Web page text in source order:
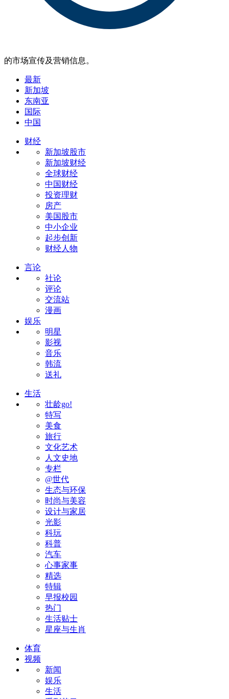
的市场宣传及营销信息。
最新
新加坡
东南亚
国际
中国
财经
新加坡股市
新加坡财经
全球财经
中国财经
投资理财
房产
美国股市
中小企业
起步创新
财经人物
言论
社论
评论
交流站
漫画
娱乐
明星
影视
音乐
韩流
送礼
生活
壮龄go!
特写
美食
旅行
文化艺术
人文史地
专栏
@世代
生态与环保
时尚与美容
设计与家居
光影
科玩
科普
汽车
心事家事
精选
特辑
早报校园
热门
生活贴士
星座与生肖
体育
视频
新闻
娱乐
生活